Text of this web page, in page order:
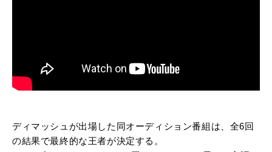
ディマッシュが出場した同オーディション番組は、全6回
の結果で最終的な王者が決定する。